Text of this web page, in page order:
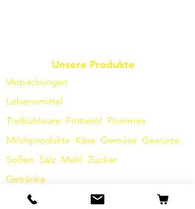
Unsere Produkte
Verpackungen
Lebensmittel
Tiefkühlware Frittieröl Pommes
Milchprodukte Käse Gemüse Gewürze
Soßen Salz Mehl Zucker
Getränke
Hygieneartikel